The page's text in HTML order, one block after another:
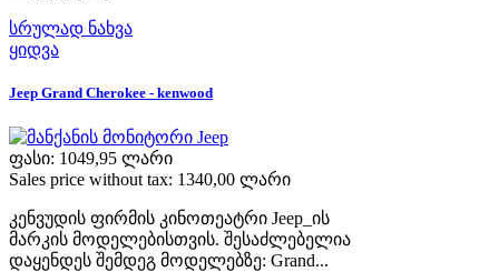
სრულად ნახვა
ყიდვა
Jeep Grand Cherokee - kenwood
ფასი: 1049,95 ლარი
Sales price without tax: 1340,00 ლარი
კენვუდის ფირმის კინოთეატრი Jeep_ის
მარკის მოდელებისთვის. შესაძლებელია
დაყენდეს შემდეგ მოდელებზე: Grand...